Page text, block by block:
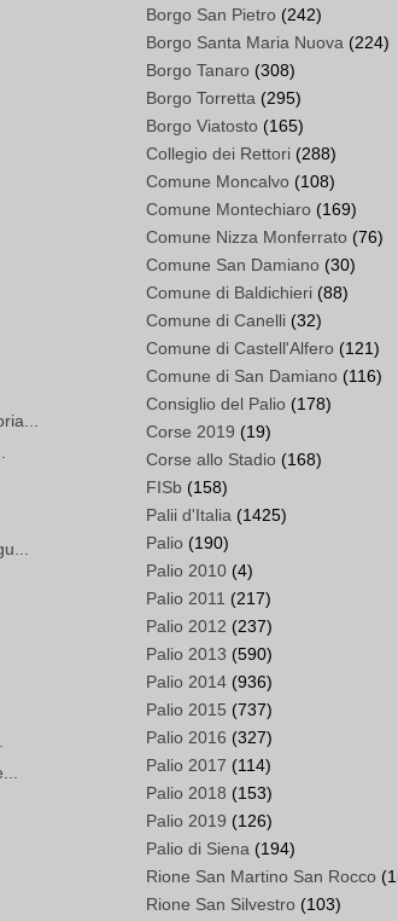
Borgo San Pietro (242)
Borgo Santa Maria Nuova (224)
Borgo Tanaro (308)
Borgo Torretta (295)
Borgo Viatosto (165)
Collegio dei Rettori (288)
Comune Moncalvo (108)
Comune Montechiaro (169)
Comune Nizza Monferrato (76)
Comune San Damiano (30)
Comune di Baldichieri (88)
Comune di Canelli (32)
Comune di Castell'Alfero (121)
Comune di San Damiano (116)
Consiglio del Palio (178)
Corse 2019 (19)
Corse allo Stadio (168)
FISb (158)
Palii d'Italia (1425)
Palio (190)
Palio 2010 (4)
Palio 2011 (217)
Palio 2012 (237)
Palio 2013 (590)
Palio 2014 (936)
Palio 2015 (737)
Palio 2016 (327)
Palio 2017 (114)
Palio 2018 (153)
Palio 2019 (126)
Palio di Siena (194)
Rione San Martino San Rocco
Rione San Silvestro (103)